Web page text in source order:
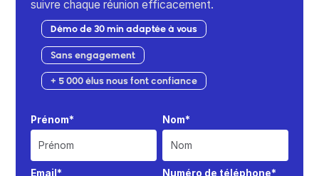
suivre chaque réunion efficacement.
Démo de 30 min adaptée à vous
Sans engagement
+ 5 000 élus nous font confiance
Prénom* Nom*
Email* Numéro de téléphone*